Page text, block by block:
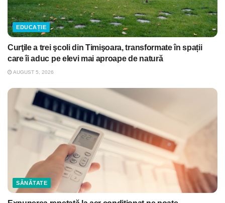
EDUCAȚIE
Curţile a trei şcoli din Timişoara, transformate în spații
care îi aduc pe elevi mai aproape de natură
AUGUST 5, 2026
SĂNĂTATE